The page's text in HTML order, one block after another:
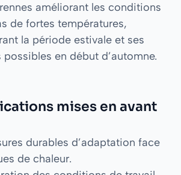
améliorant les conditions
de fortes températures,
la période estivale et ses
en début d’automne.
mises en avant
durables d’adaptation face
de chaleur.